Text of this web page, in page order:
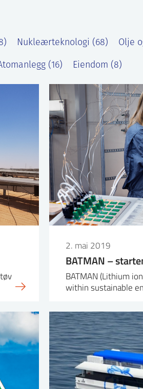
Nukleærteknologi (68) Olje
(16) Eiendom (8)
2. mai 2019
BATMAN –
BATMAN (Lithium
within sustainable